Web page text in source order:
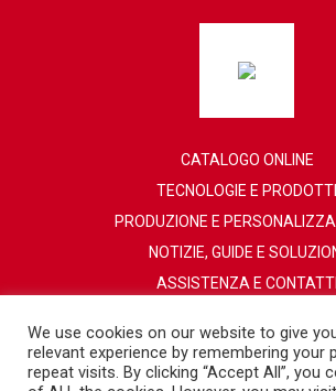
CATALOGO ONLINE
TECNOLOGIE E PRODOTTI
PRODUZIONE E
NOTIZIE, GUIDE E
ASSISTENZA E CONTATTI
We use cookies on our website to give
relevant experience by remembering your
repeat visits. By clicking “Accept All”, you